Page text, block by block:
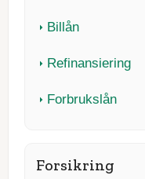
Billån
Refinansiering
Forbrukslån
Forsikring